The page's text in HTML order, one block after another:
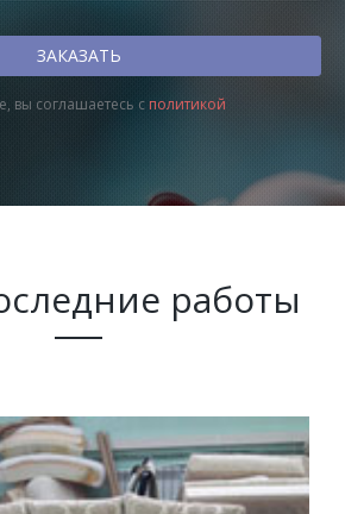
вы соглашаетесь с политикой
работы